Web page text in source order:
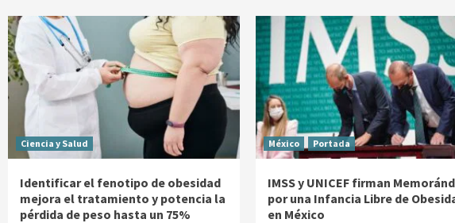
Ciencia y Salud
Identificar el fenotipo de obesidad
mejora el tratamiento y potencia la
pérdida de peso hasta un 75%
México Portada
IMSS y UNICEF firman
por una Infancia Libre de
en México